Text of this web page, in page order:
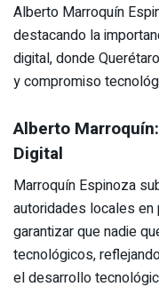
Alberto Marroquín
destacando la
digital, donde
y compromiso
Alberto
Digital
Marroquín Espinoza
autoridades locales
garantizar que nadie
tecnológicos,
el desarrollo